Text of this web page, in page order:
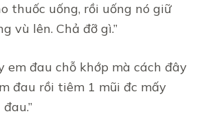
thuốc uống, rồi uống nó giữ
vù lên. Chả đỡ gì.”
em đau chỗ khớp mà cách đây
đau rồi tiêm 1 mũi đc mấy